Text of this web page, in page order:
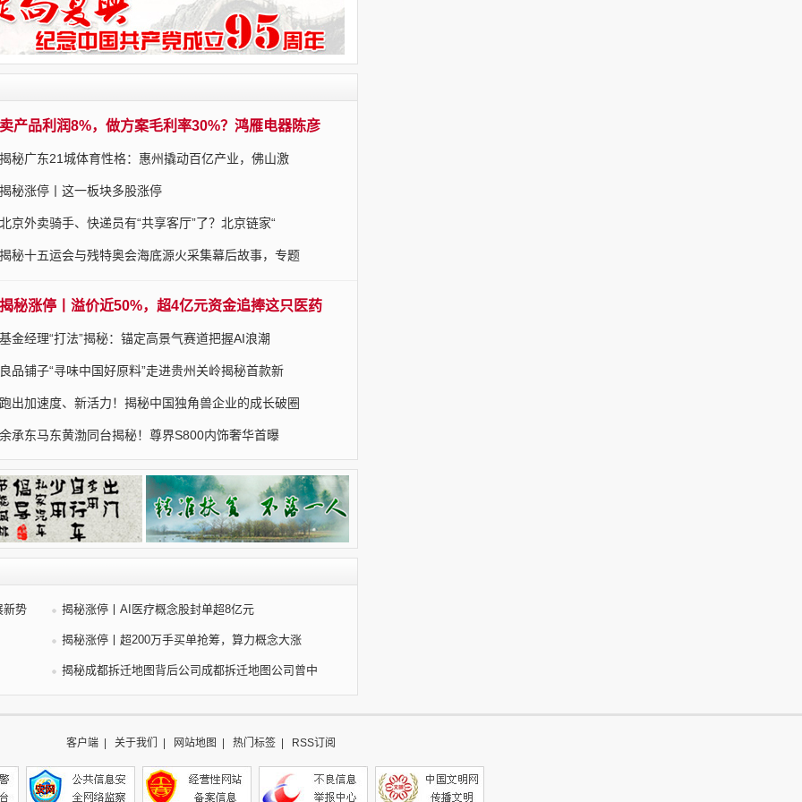
卖产品利润8%，做方案毛利率30%？鸿雁电器陈彦
揭秘广东21城体育性格：惠州撬动百亿产业，佛山激
揭秘涨停丨这一板块多股涨停
北京外卖骑手、快递员有“共享客厅”了？北京链家“
揭秘十五运会与残特奥会海底源火采集幕后故事，专题
揭秘涨停丨溢价近50%，超4亿元资金追捧这只医药
基金经理“打法”揭秘：锚定高景气赛道把握AI浪潮
良品铺子“寻味中国好原料”走进贵州关岭揭秘首款新
跑出加速度、新活力！揭秘中国独角兽企业的成长破圈
余承东马东黄渤同台揭秘！尊界S800内饰奢华首曝
新势 揭秘涨停丨AI医疗概念股封单超8亿元
揭秘涨停丨超200万手买单抢筹，算力概念大涨
揭秘成都拆迁地图背后公司成都拆迁地图公司曾中
客户端 关于我们 网站地图 热门标签 RSS订阅